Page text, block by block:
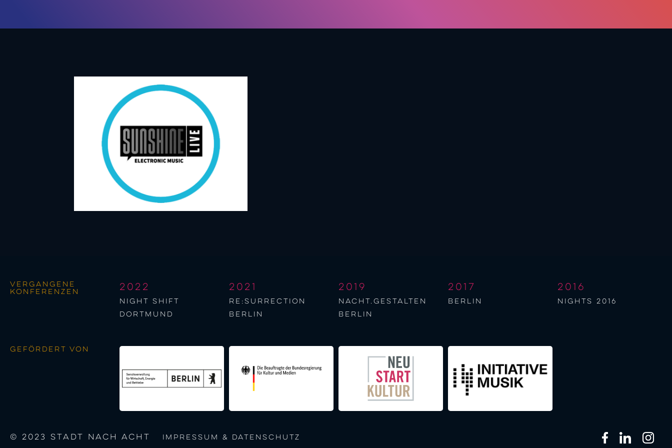
Vergangene
Konferenzen
2022
night shift
Dortmund
2021
re:surrection
berlin
2019
nacht.gestalten
berlin
2017
berlin
2016
NIGHTS 2016
Gefördert von
© 2023 STADT NACH ACHT Impressum & Datenschutz